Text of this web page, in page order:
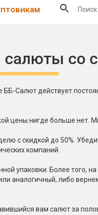
малые
большие
со
ББ-Салют действует
цены нигде больше нет.
с скидкой до 50%.
компаний.
упаковки. Более того,
аналогичный, либо
вам салют за